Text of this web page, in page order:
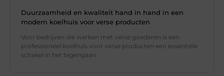
Duurzaamheid en kwaliteit hand in hand in een
modern koelhuis voor verse producten
Voor bedrijven die werken met verse goederen is een
professioneel koelhuis voor verse producten een essentiële
schakel in het tegengaan